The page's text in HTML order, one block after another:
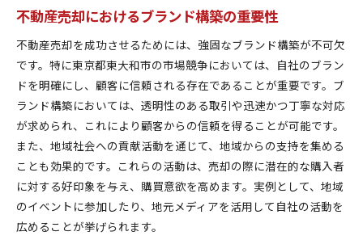
効果的な写真・ビジュアルの活用
地域コミュニティとの協力を通じた広告展開
フィードバックを活用した広告改善策
広告の成功を支えるデザインとコピーライティン
不動産売却におけるブランド構築の重要性
不動産売却を成功させるためには、強固なブランド構築が不可欠
です。特に東京都東大和市の市場競争においては、自社のブラン
ドを明確にし、顧客に信頼される存在であることが重要です。ブ
ランド構築においては、透明性のある取引や迅速かつ丁寧な対応
が求められ、これにより顧客からの信頼を得ることが可能です。
また、地域社会への貢献活動を通じて、地域からの支持を集める
ことも効果的です。これらの活動は、売却の際に潜在的な購入者
に対する好印象を与え、購買意欲を高めます。実例として、地域
のイベントに参加したり、地元メディアを活用して自社の活動を
広めることが挙げられます。